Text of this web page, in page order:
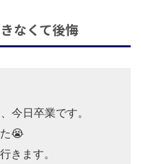
なくて後悔
今日卒業です。
😭
きます。